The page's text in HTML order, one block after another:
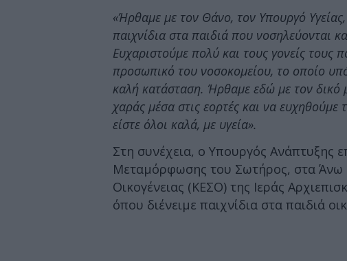
«Ήρθαμε με τον Θάνο, τον Υπουργό
παιχνίδια στα παιδιά που νοσηλεύονται
Ευχαριστούμε πολύ και τους γονείς
προσωπικό του νοσοκομείου, το οποίο
καλή κατάσταση. Ήρθαμε εδώ με τον δικό
χαράς μέσα στις εορτές και να
είστε όλοι καλά, με υγεία».
Στη συνέχεια, ο Υπουργός Ανάπτυξης
Μεταμόρφωσης του Σωτήρος, στα Άνω
Οικογένειας (ΚΕΣΟ) της Ιεράς
όπου διένειμε παιχνίδια στα παιδιά